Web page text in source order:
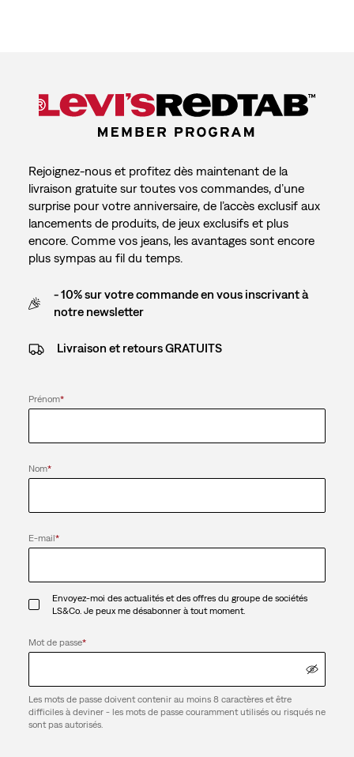
Rejoignez-nous et profitez dès maintenant de la
livraison gratuite sur toutes vos commandes, d’une
surprise pour votre anniversaire, de l’accès exclusif aux
lancements de produits, de jeux exclusifs et plus
encore. Comme vos jeans, les avantages sont encore
plus sympas au fil du temps.
- 10% sur votre commande en vous inscrivant à
notre newsletter
Livraison et retours GRATUITS
Prénom*
Nom*
E-mail*
Envoyez-moi des actualités et des offres du groupe de sociétés
LS&Co. Je peux me désabonner à tout moment.
Mot de passe*
Les mots de passe doivent contenir au moins 8 caractères et être
difficiles à deviner - les mots de passe couramment utilisés ou risqués ne
sont pas autorisés.